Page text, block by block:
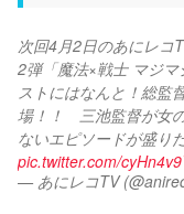
次回4月2日のあにレコ
2弾「魔法×戦士 マジ
ストにはなんと！総監
場！！　三池監督が女
ないエピソードが盛り
pic.twitter.com/
— あにレコTV